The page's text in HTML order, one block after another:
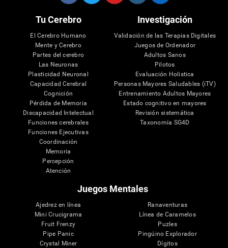
Tu Cerebro
El Cerebro Humano
Mente y Cerebro
Partes del cerebro
Las Neuronas
Plasticidad Neuronal
Capacidad Cerebral
Cognición
Pérdida de Memoria
Discapacidad Intelectual
Funciones cerebrales
Funciones Ejecutivas
Coordinación
Memoria
Percepción
Atención
Investigación
Validación de las Terapias Digitales
Juegos de Ordenador
Adultos Sanos
Pilotos
Evaluación Holistica
Personas Mayores Saludables (iTV)
Entrenamiento Adultos Mayores
Estado cognitivo en mayores
Revisión sistemática
Taxonomía SG4D
Juegos Mentales
Ajedrez en línea
Mini Crucigrama
Fruit Frenzy
Pipe Panic
Crystal Miner
Ranaventuras
Línea de Caramelos
Puzles
Pingüino Explorador
Dígitos